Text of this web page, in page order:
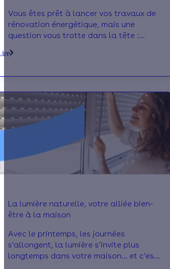
Vous êtes prêt à lancer vos travaux de
rénovation énergétique, mais une
question vous trotte dans la tête :
panique, on vous explique tout pour que
profiter plus vite d’une maison plus
confortable et moins énergivore.
La lumière naturelle, votre alliée bien-
être à la maison
Avec le printemps, les journées
s’allongent, la lumière s’invite plus
longtemps dans votre maison… et c’est